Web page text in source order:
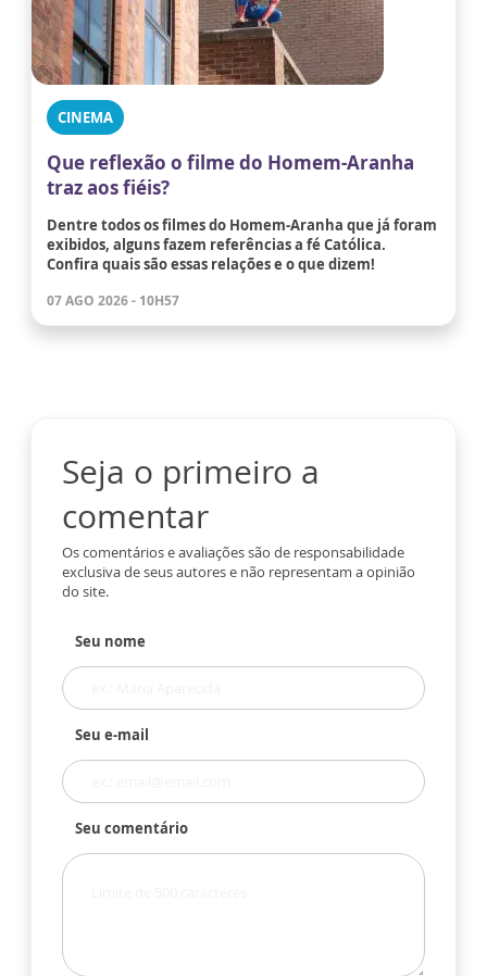
CINEMA
Que reflexão o filme do Homem-Aranha
traz aos fiéis?
Dentre todos os filmes do Homem-Aranha que já foram
exibidos, alguns fazem referências a fé Católica.
Confira quais são essas relações e o que dizem!
07 AGO 2026 - 10H57
Seja o primeiro a
comentar
Os comentários e avaliações são de responsabilidade
exclusiva de seus autores e não representam a opinião
do site.
Seu nome
Seu e-mail
Seu comentário